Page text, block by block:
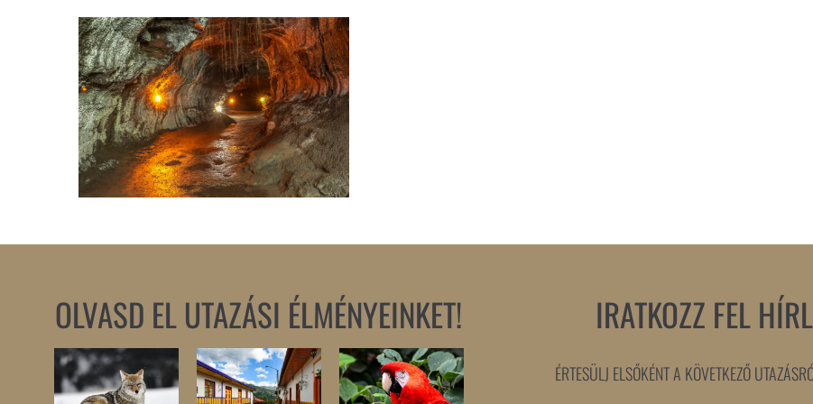
OLVASD EL UTAZÁSI ÉLMÉNYEINKET! IRATKOZZ FEL
ÉRTESÜLJ ELSŐKÉNT A KÖVETKEZŐ